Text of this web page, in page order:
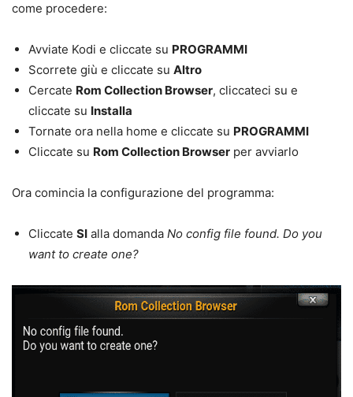
come procedere:
Avviate Kodi e cliccate su PROGRAMMI
Scorrete giù e cliccate su Altro
Cercate Rom Collection Browser, cliccateci su e
cliccate su Installa
Tornate ora nella home e cliccate su PROGRAMMI
Cliccate su Rom Collection Browser per avviarlo
Ora comincia la configurazione del programma:
Cliccate SI alla domanda No config file found. Do you
want to create one?